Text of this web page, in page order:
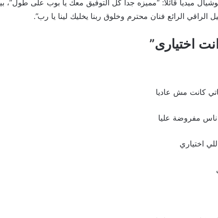
ميديا قائلاً: “مميزه جدا كل التوفيق معك يا بوب على طول”،
الرائع فنان محترم وخلوق ربنا يخليك لينا يا رب”.
اختيارى”
كانت مش عاديا
مفروضة عليا
اختياري